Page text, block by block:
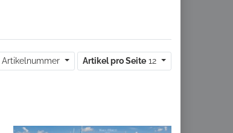
Artikelnummer Artikel pro Seite 12